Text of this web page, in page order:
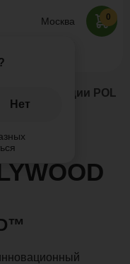
Москва
Нет
звонок
0
продукции